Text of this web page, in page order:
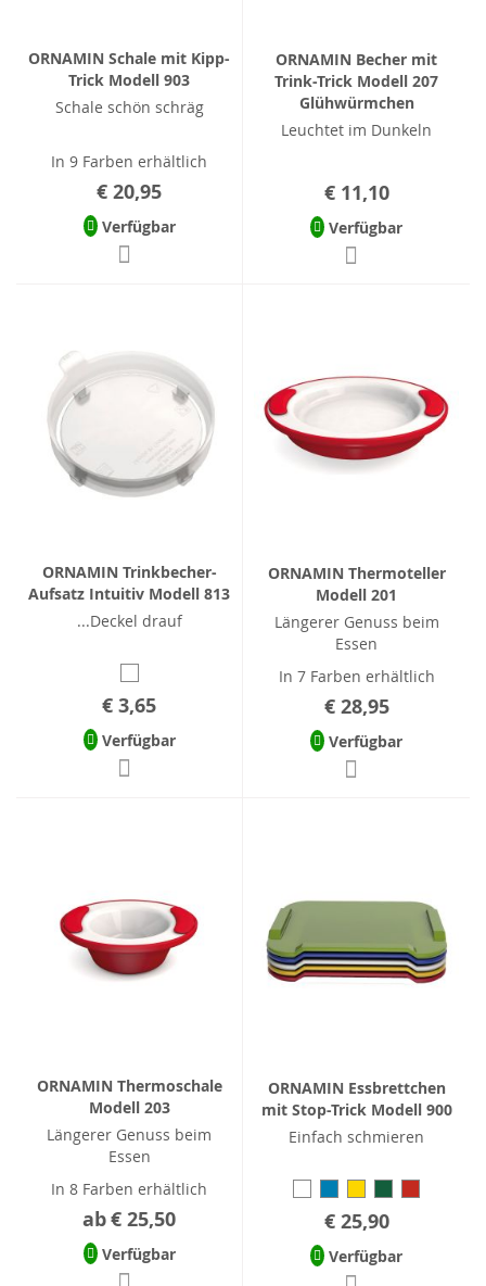
ORNAMIN Schale mit Kipp-
Trick Modell 903
Schale schön schräg
In 9 Farben erhältlich
€ 20,95
Verfügbar
ORNAMIN Becher mit
Trink-Trick Modell 207
Glühwürmchen
Leuchtet im Dunkeln
€ 11,10
Verfügbar
ORNAMIN Trinkbecher-
Aufsatz Intuitiv Modell 813
...Deckel drauf
€ 3,65
Verfügbar
ORNAMIN Thermoteller
Modell 201
Längerer Genuss beim
Essen
In 7 Farben erhältlich
€ 28,95
Verfügbar
ORNAMIN Thermoschale
Modell 203
Längerer Genuss beim
Essen
In 8 Farben erhältlich
ab€ 25,50
Verfügbar
ORNAMIN Essbrettchen
mit Stop-Trick Modell 900
Einfach schmieren
€ 25,90
Verfügbar